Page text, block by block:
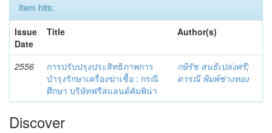
Item hits:
Issue
Date
Title Author(s)
2556
การปรับปรุงประสิทธิภาพการ
บำรุงรักษาเครื่องฆ่าเชื้อ : กรณี
ศึกษา บริษัทฟรีสแลนด์คัมพิน่า
กษิรัช สนธิเปล่งศรี;
ดารณี พิมพ์ช่างทอง
Discover